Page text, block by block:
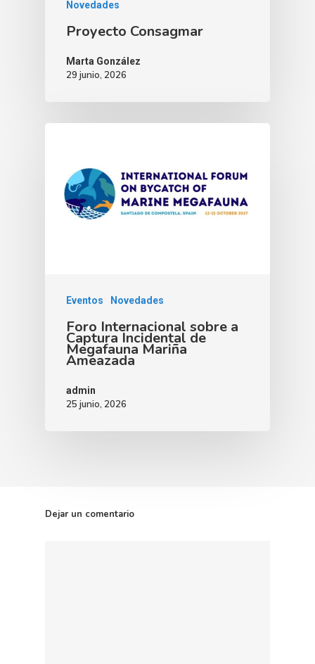
Novedades
Proyecto Consagmar
Marta González
29 junio, 2026
Eventos Novedades
Foro Internacional sobre a
Captura Incidental de
Megafauna Mariña
Ameazada
admin
25 junio, 2026
Dejar un comentario